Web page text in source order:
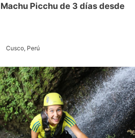
Picchu de 3 días desde
Cusco, Perú